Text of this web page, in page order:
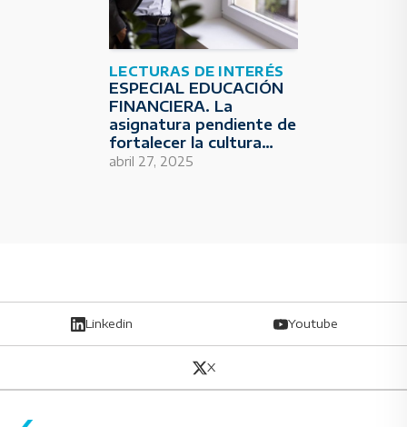
LECTURAS DE INTERÉS
ESPECIAL EDUCACIÓN
FINANCIERA. La
asignatura pendiente de
fortalecer la cultura
económica de la
abril 27, 2025
Linkedin Youtube
X